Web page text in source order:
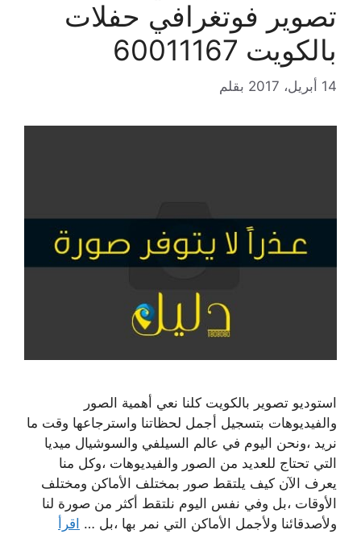
تصوير فوتغرافي حفلات
بالكويت 60011167
14 أبريل، 2017 بقلم
استوديو تصوير بالكويت كلنا نعي أهمية الصور
والفيديوهات بتسجيل أجمل لحظاتنا واسترجاعها وقت ما
نريد ،ونحن اليوم في عالم السيلفي والسوشيال ميديا
التي تحتاج للعديد من الصور والفيديوهات ،وكل منا
يعرف الآن كيف يلتقط صور بمختلف الأماكن ومختلف
الأوقات ،بل وفي نفس اليوم نلتقط أكثر من صورة لنا
ولأصدقائنا ولأجمل الأماكن التي نمر بها ،بل … اقرأ